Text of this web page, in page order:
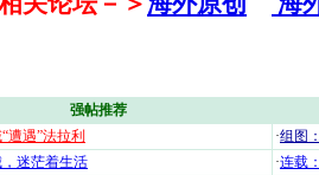
强帖推荐
遭遇”法拉利 ·组图
迷茫着生活 ·连载